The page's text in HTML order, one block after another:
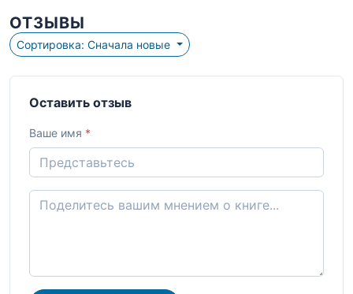
ОТЗЫВЫ
Сортировка: Сначала новые
Оставить отзыв
Ваше имя *